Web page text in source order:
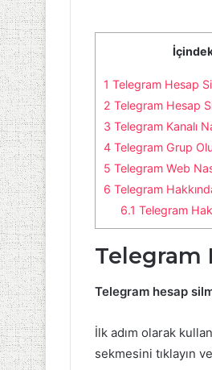
1 Telegram Hesap
2 Telegram Hesap
3 Telegram Kanalı
4 Telegram Grup
5 Telegram Web
6 Telegram
6.1 Telegram
Telegram
Telegram hesap
İlk adım olarak
sekmesini tıklayın